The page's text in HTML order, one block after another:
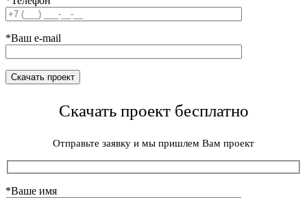
*Ваш e-mail
Скачать проект бесплатно
Отправьте заявку и мы пришлем Вам проект
*Ваше имя